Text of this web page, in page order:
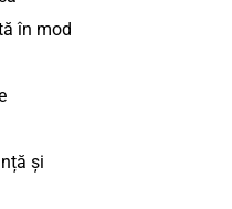
în mod
și